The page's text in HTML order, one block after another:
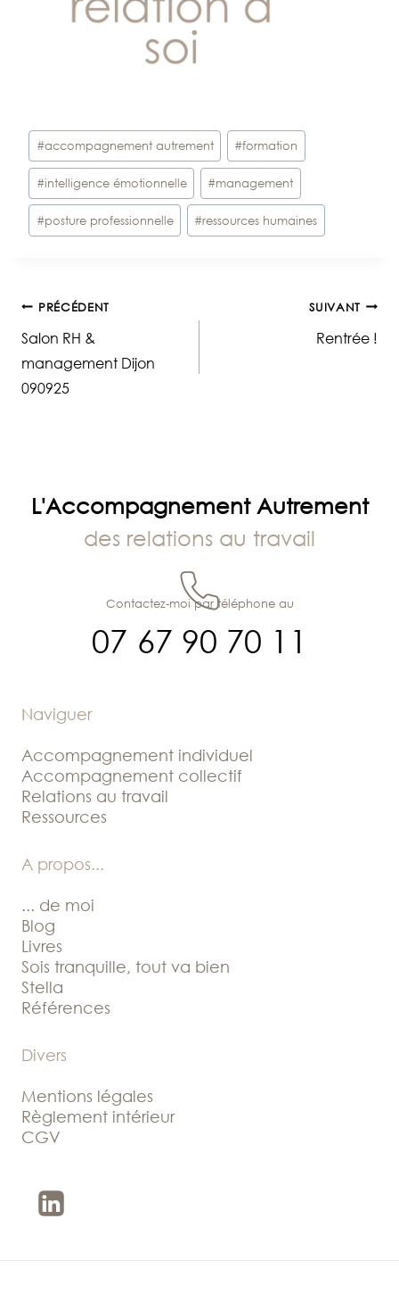
Étiquettes
de
la
publication :
#accompagnement autrement #formation
#intelligence émotionnelle #management
#posture professionnelle #ressources humaines
Navigation
de
PRÉCÉDENT
Salon RH &
management Dijon
090925
SUIVANT
Rentrée !
L'Accompagnement Autrement
des relations au travail
07 67 90 70 11
Contactez-moi par téléphone au
Naviguer
Accompagnement individuel
Accompagnement collectif
Relations au travail
Ressources
A propos...
... de moi
Blog
Livres
Sois tranquille, tout va bien
Stella
Références
Divers
Mentions légales
Règlement intérieur
CGV